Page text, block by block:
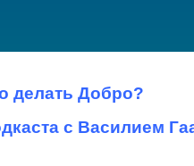
делать Добро?
с Василием